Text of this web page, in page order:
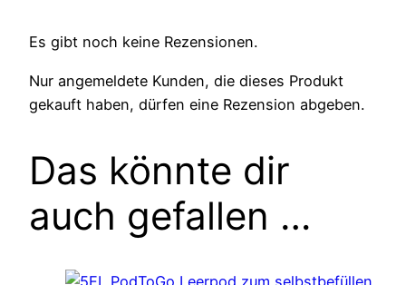
Es gibt noch keine Rezensionen.
Nur angemeldete Kunden, die dieses Produkt
gekauft haben, dürfen eine Rezension abgeben.
Das könnte dir
auch gefallen …